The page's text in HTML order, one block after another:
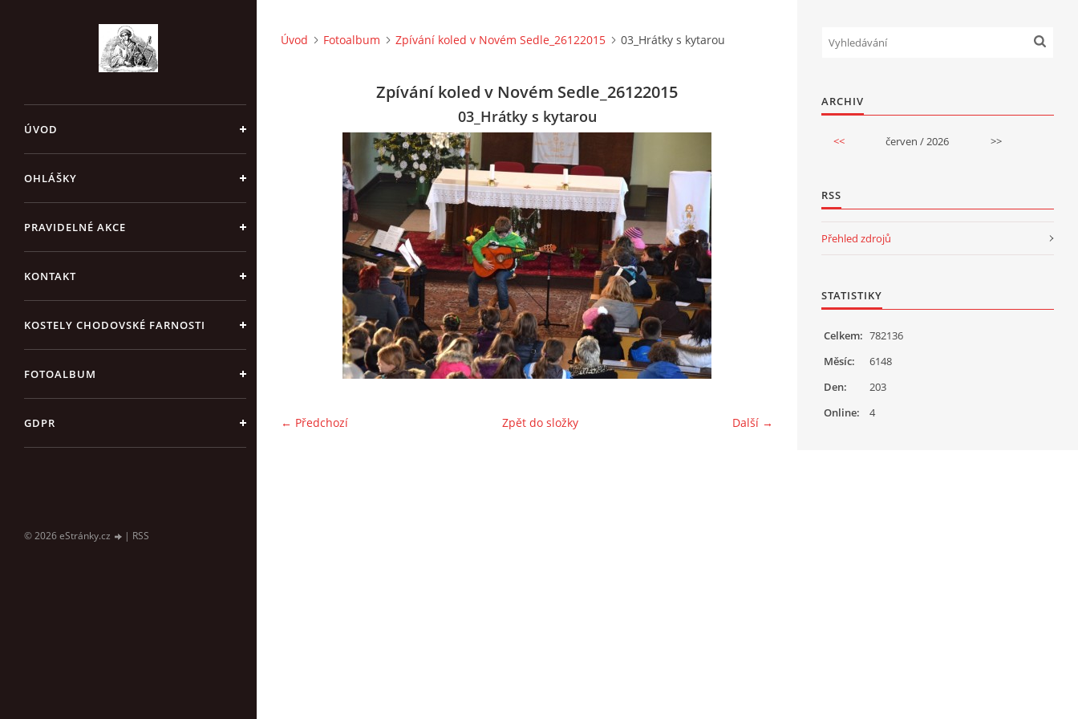
ÚVOD
OHLÁŠKY
PRAVIDELNÉ AKCE
KONTAKT
KOSTELY CHODOVSKÉ FARNOSTI
FOTOALBUM
GDPR
© 2026 eStránky.cz | RSS
Úvod Fotoalbum Zpívání koled v Novém Sedle_26122015 03_Hrátky s kytarou
Zpívání koled v Novém Sedle_26122015
03_Hrátky s kytarou
← Předchozí Další →
Zpět do složky
ARCHIV
<< červen / 2026 >>
RSS
Přehled zdrojů
STATISTIKY
Online: 4
Celkem: 782136
Měsíc:
6148
Den:
203